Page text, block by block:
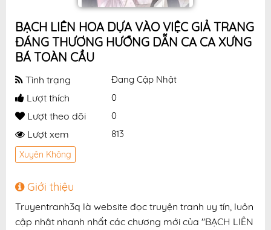
BẠCH LIÊN HOA DỰA VÀO VIỆC GIẢ TRANG
ĐÁNG THƯƠNG HƯỚNG DẪN CA CA XƯNG
BÁ TOÀN CẦU
Tình trạng Đang Cập Nhật
Lượt thích 0
Lượt theo dõi 0
Lượt xem 813
Xuyên Không
Giới thiệu
Truyentranh3q là website đọc truyện tranh uy tín, luôn
cập nhật nhanh nhất các chương mới của "BẠCH LIÊN